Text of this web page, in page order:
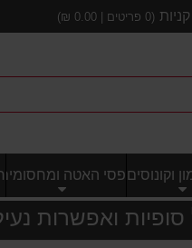
(
0 פריטים | 0.00
₪)
וקונוסיםפסי האטה ומחסומים